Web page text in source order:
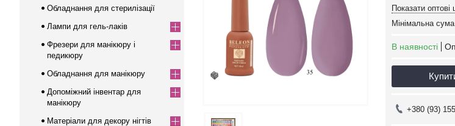
Показати оптові
Мінімальна
В наявності
+380 (93)
Обладнання для стерилізації
Лампи для гель-лаків
Фрезери для манікюру і
педикюру
Обладнання для манікюру
Допоміжний інвентар для
манікюру
Матеріали для декору нігтів